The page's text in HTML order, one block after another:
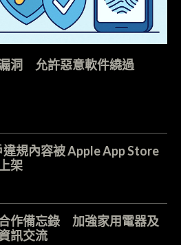
洞 允許惡意軟件繞過
規內容被 Apple App Store
架
作備忘錄 加強家用電器及
訊交流